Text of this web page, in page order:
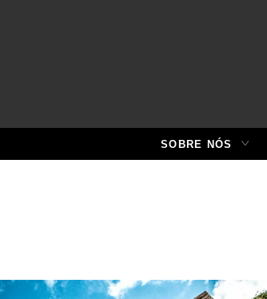
SOBRE NÓS